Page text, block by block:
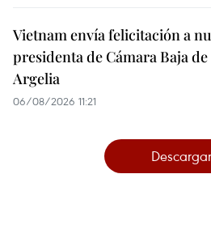
Vietnam envía felicitación a
presidenta de Cámara Baja de
Argelia
06/08/2026 11:21
Descargar